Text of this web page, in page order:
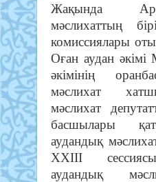
Жақында
мәслихаттың
комиссиялары
Оған аудан әкімі
әкімінің
мәслихат
мәслихат
басшылары
аудандық
ХХІІІ
аудандық